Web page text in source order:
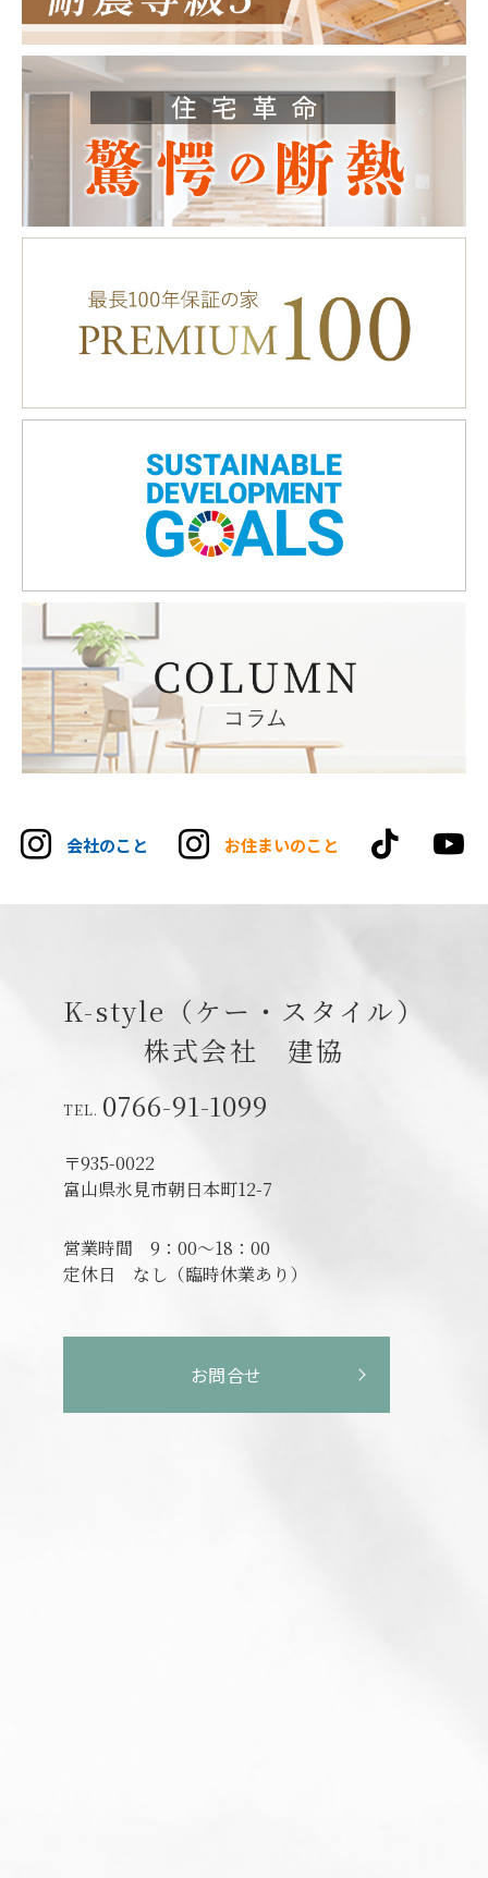
会社のこと お住まいのこと
K-style（ケー・スタイル）
株式会社 建協
0766-91-1099
〒935-0022
富山県氷見市朝日本町12-7
営業時間 9：00～18：00
定休日 なし（臨時休業あり）
お問合せ